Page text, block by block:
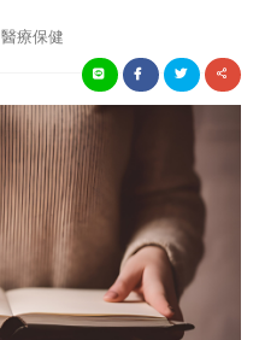
醫療保健